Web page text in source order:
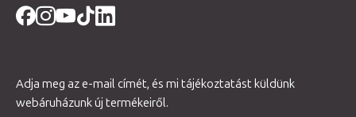
Adja meg az e-mail címét, és mi tájékoztatást küldünk
webáruházunk új termékeiről.